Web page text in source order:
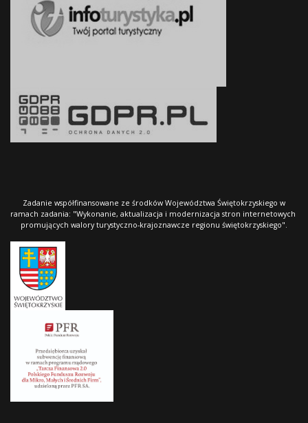
Zadanie współfinansowane ze środków Województwa Świętokrzyskiego w
ramach zadania: "Wykonanie, aktualizacja i modernizacja stron internetowych
promujących walory turystyczno-krajoznawcze regionu świętokrzyskiego".